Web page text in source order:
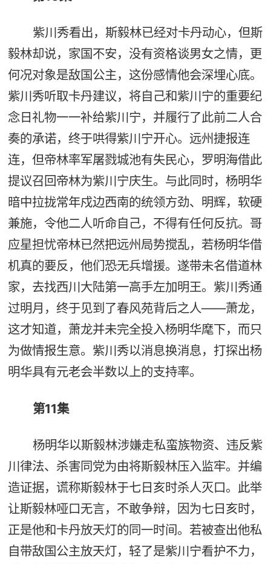
紫川秀看出，斯毅林已经对卡丹动心，但斯
毅林却说，家国不安，没有资格谈男女之情，更
何况对象是敌国公主，这份感情他会深埋心底。
紫川秀听取卡丹建议，将自己和紫川宁的重要纪
念日礼物一一补给紫川宁，并履行了此前二人合
奏的承诺，终于哄得紫川宁开心。远州捷报连
连，但帝林率军屠戮城池有失民心，罗明海借此
提议召回帝林为紫川宁庆生。与此同时，杨明华
暗中拉拢常年戍边西南的统领方劲、明辉，软硬
兼施，令他二人听命自己，不得有任何反抗。哥
应星担忧帝林已然把远州局势搅乱，若杨明华借
机真的要反，他们恐无兵增援。遂带未名借道林
家，去找西川大陆第一高手左加明王。紫川秀通
过明月，终于见到了春风苑背后之人——萧龙，
这才知道，萧龙并未完全投入杨明华麾下，而只
为做情报生意。紫川秀以消息换消息，打探出杨
明华具有元老会半数以上的支持率。
第11集
杨明华以斯毅林涉嫌走私蛮族物资、违反紫
川律法、杀害同党为由将斯毅林压入监牢。并编
造证据，谎称斯毅林于七日亥时杀人灭口。此举
让斯毅林哑口无言，不敢争辩，因为七日亥时，
正是他和卡丹放天灯的同一时间。若被查出他私
自带敌国公主放天灯，轻了是紫川宁看护不力，